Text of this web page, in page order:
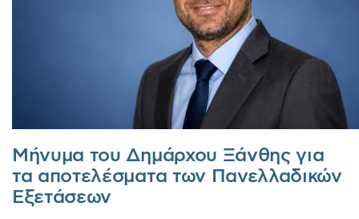
Μήνυμα του Δημάρχου Ξάνθης για
τα αποτελέσματα των Πανελλαδικών
Εξετάσεων